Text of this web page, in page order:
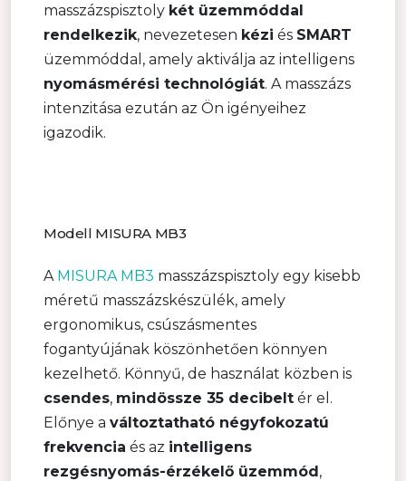
masszázspisztoly két üzemmóddal
rendelkezik, nevezetesen kézi és SMART
üzemmóddal, amely aktiválja az intelligens
nyomásmérési technológiát. A masszázs
intenzitása ezután az Ön igényeihez
igazodik.
Modell MISURA MB3
A MISURA MB3 masszázspisztoly egy kisebb
méretű masszázskészülék, amely
ergonomikus, csúszásmentes
fogantyújának köszönhetően könnyen
kezelhető. Könnyű, de használat közben is
csendes, mindössze 35 decibelt ér el.
Előnye a változtatható négyfokozatú
frekvencia és az intelligens
rezgésnyomás-érzékelő üzemmód,